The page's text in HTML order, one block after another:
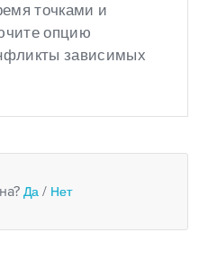
точками и
опцию
зависимых
Да / Нет